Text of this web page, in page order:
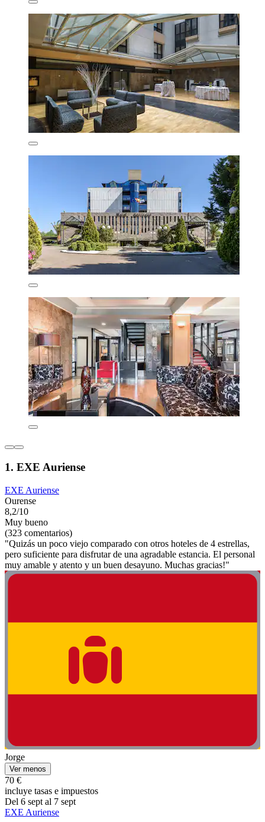
1. EXE Auriense
EXE Auriense
Ourense
8,2/10
Muy bueno
(323 comentarios)
"Quizás un poco viejo comparado con otros hoteles de 4 estrellas,
pero suficiente para disfrutar de una agradable estancia. El personal
muy amable y atento y un buen desayuno. Muchas gracias!"
Jorge
Ver menos
70 €
incluye tasas e impuestos
Del 6 sept al 7 sept
EXE Auriense